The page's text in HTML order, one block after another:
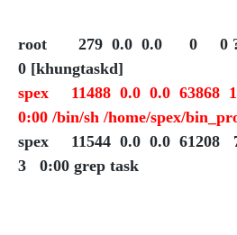
root 279 0.0 0.0 0 0
0 [khungtaskd]
spex 11488 0.0 0.0
0:00 /bin/sh /home/spex/
spex 11544 0.0 0.0 61208
3 0:00 grep task